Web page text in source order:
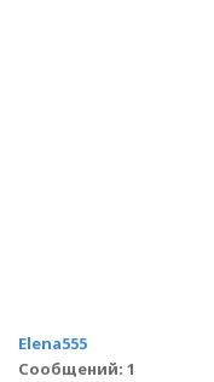
Elena555
Сообщений: 1